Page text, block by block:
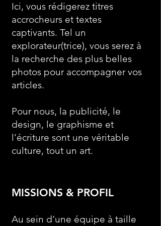
Ici, vous rédigerez titres
accrocheurs et textes
captivants. Tel un
explorateur(trice), vous serez à
la recherche des plus belles
photos pour accompagner vos
articles.
Pour nous, la publicité, le
design, le graphisme et
l’écriture sont une véritable
culture, tout un art.
MISSIONS & PROFIL
Au sein d’une équipe à taille